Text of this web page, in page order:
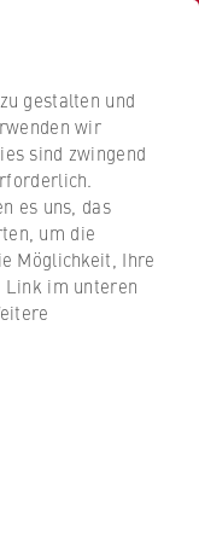
gestalten und
wir
sind zwingend
es uns, das
um die
Möglichkeit, Ihre
Link im unteren